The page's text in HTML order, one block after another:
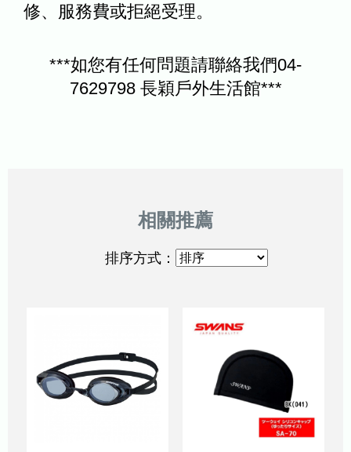
修、服務費或拒絕受理。
***如您有任何問題請聯絡我們04-
7629798 長穎戶外生活館***
排序方式：